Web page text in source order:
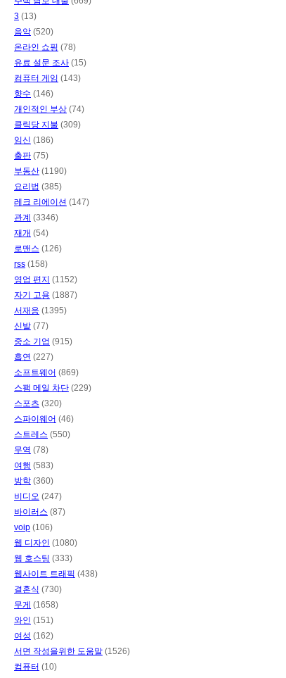
3 (13)
음악 (520)
온라인 쇼핑 (78)
유료 설문 조사 (15)
컴퓨터 게임 (143)
향수 (146)
개인적인 부상 (74)
클릭당 지불 (309)
임신 (186)
출판 (75)
부동산 (1190)
요리법 (385)
레크 리에이션 (147)
관계 (3346)
재개 (54)
로맨스 (126)
rss (158)
영업 편지 (1152)
자기 고용 (1887)
서재응 (1395)
신발 (77)
중소 기업 (915)
흡연 (227)
소프트웨어 (869)
스팸 메일 차단 (229)
스포츠 (320)
스파이웨어 (46)
스트레스 (550)
무역 (78)
여행 (583)
방학 (360)
비디오 (247)
바이러스 (87)
voip (106)
웹 디자인 (1080)
웹 호스팅 (333)
웹사이트 트래픽 (438)
결혼식 (730)
무게 (1658)
와인 (151)
여성 (162)
서면 작성을위한 도움말 (1526)
컴퓨터 (10)